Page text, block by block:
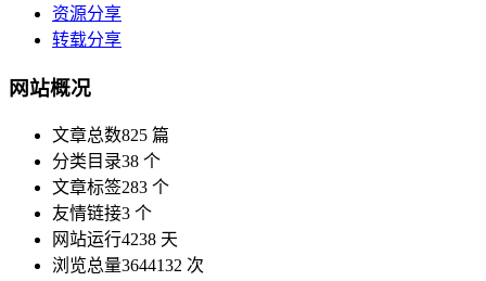
资源分享
转载分享
网站概况
文章总数825 篇
分类目录38 个
文章标签283 个
友情链接3 个
网站运行4238 天
浏览总量3644132 次